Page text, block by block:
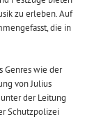
zu erleben. Auf
die in
Genres wie der
von Julius
der Leitung
Schutzpolizei